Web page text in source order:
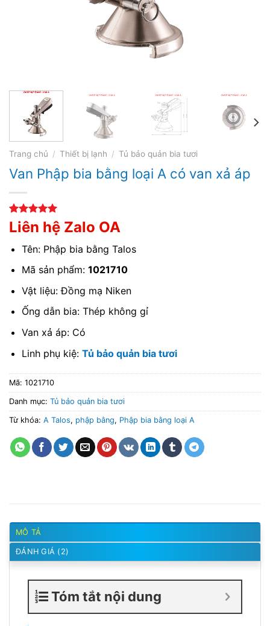
Trang chủ / Thiết bị lạnh / Tủ bảo quản bia tươi
Van Phập bia bằng loại A có van xả áp
5.00trên 5
dựa trên
2
Liên hệ Zalo OA
Tên: Phập bia bằng Talos
Mã sản phẩm: 1021710
Vật liệu: Đồng mạ Niken
Ống dẫn bia: Thép không gỉ
Van xả áp: Có
Linh phụ kiệ: Tủ bảo quản bia tươi
Mã: 1021710
Danh mục: Tủ bảo quản bia tươi
Từ khóa: A Talos, phập bằng, Phập bia bằng loại A
MÔ TẢ
ĐÁNH GIÁ (2)
Tóm tắt nội dung